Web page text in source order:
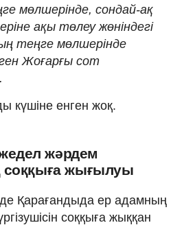
мөлшерінде, сондай-ақ
ақы төлеу жөніндегі
теңге мөлшерінде
Жоғарғы сот
күшіне енген жоқ.
жәрдем
соққыға жығылуы
Қарағандыда ер адамның
соққыға жыққан